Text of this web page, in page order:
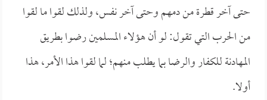
حتى آخر قطرة من دمهم وحتى آخر نفس، ولذلك لقوا ما لقوا
من الحرب التي تقول: لو أن هؤلاء المسلمين رضوا بطريق
المهادنة للكفار والرضا بما يطلب منهم؛ لما لقوا هذا الأمر، هذا
أولا.